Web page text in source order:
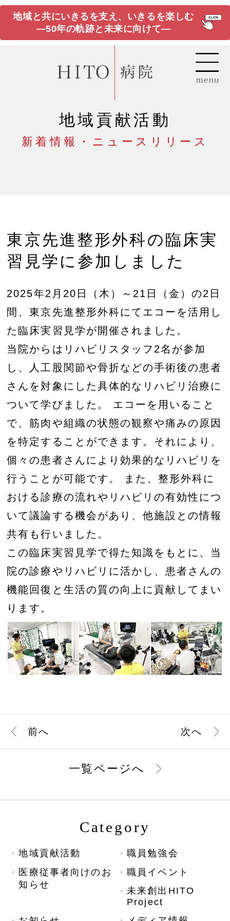
地域と共にいきるを支え、いきるを楽しむ
―50年の軌跡と未来に向けて―
地域貢献活動
新着情報・ニュースリリース
東京先進整形外科の臨床実
習見学に参加しました
2025年2月20日（木）～21日（金）の2日
間、東京先進整形外科にてエコーを活用し
た臨床実習見学が開催されました。
当院からはリハビリスタッフ2名が参加
し、人工股関節や骨折などの手術後の患者
さんを対象にした具体的なリハビリ治療に
ついて学びました。 エコーを用いること
で、筋肉や組織の状態の観察や痛みの原因
を特定することができます。それにより、
個々の患者さんにより効果的なリハビリを
行うことが可能です。 また、整形外科に
おける診療の流れやリハビリの有効性につ
いて議論する機会があり、他施設との情報
共有も行いました。
この臨床実習見学で得た知識をもとに、当
院の診療やリハビリに活かし、患者さんの
機能回復と生活の質の向上に貢献してまい
ります。
前へ 次へ
一覧ページへ
Category
地域貢献活動
職員勉強会
医療従事者向けのお
知らせ
職員イベント
未来創出HITO
Project